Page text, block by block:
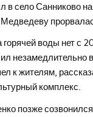
в село Санниково
воды нет с
незамедлительно
к жителям,
комплекс.
позже